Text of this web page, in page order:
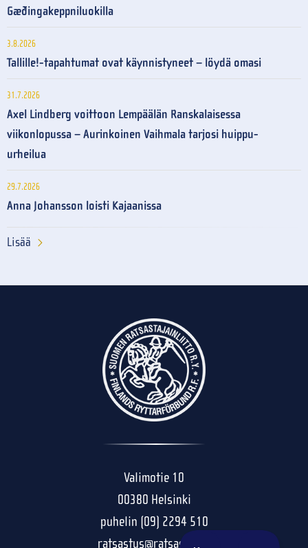
Gæðingakeppniluokilla
3.8.2026
Tallille!-tapahtumat ovat käynnistyneet – löydä omasi
31.7.2026
Axel Lindberg voittoon Lempäälän Ranskalaisessa
viikonlopussa – Aurinkoinen Vaihmala tarjosi huippu-
urheilua
29.7.2026
Anna Johansson loisti Kajaanissa
Lisää
Valimotie 10
00380 Helsinki
puhelin (09) 2294 510
ratsastus@ratsastus.fi